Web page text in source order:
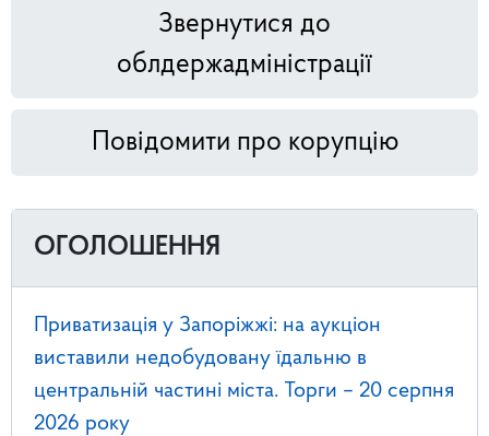
Звернутися до
облдержадміністрації
Повідомити про корупцію
ОГОЛОШЕННЯ
Приватизація у Запоріжжі: на аукціон
виставили недобудовану їдальню в
центральній частині міста. Торги – 20 серпня
2026 року